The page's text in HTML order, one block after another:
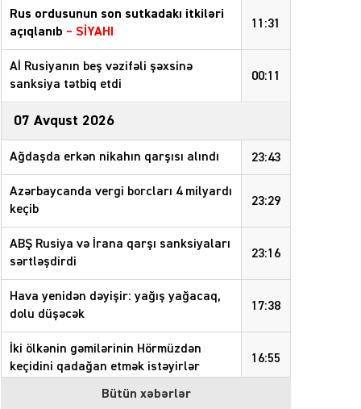
11:31
Rus ordusunun son sutkadakı itkiləri
açıqlanıb – SİYAHI
00:11
Aİ Rusiyanın beş vəzifəli şəxsinə
sanksiya tətbiq etdi
07 Avqust 2026
23:43
Ağdaşda erkən nikahın qarşısı alındı
23:29
Azərbaycanda vergi borcları 4 milyardı
keçib
23:16
ABŞ Rusiya və İrana qarşı sanksiyaları
sərtləşdirdi
17:38
Hava yenidən dəyişir: yağış yağacaq,
dolu düşəcək
16:55
İki ölkənin gəmilərinin Hörmüzdən
keçidini qadağan etmək istəyirlər
Quba rayonunda növbəti təmizlik
Bütün xəbərlər